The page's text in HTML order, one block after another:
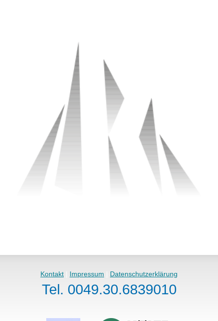
Kontakt Impressum Datenschutzerklärung
Tel. 0049.30.6839010